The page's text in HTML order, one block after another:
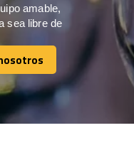
amable,
sea libre de